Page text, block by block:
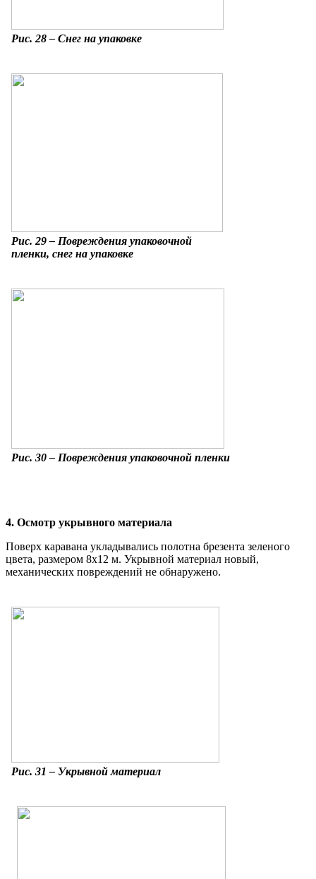
Рис. 28 – Снег на упаковке
Рис. 29 – Повреждения упаковочной
пленки, снег на упаковке
Рис. 30 – Повреждения упаковочной пленки
4. Осмотр укрывного материала
Поверх каравана укладывались полотна брезента зеленого
цвета, размером 8х12 м. Укрывной материал новый,
механических повреждений не обнаружено.
Рис. 31 – Укрывной материал